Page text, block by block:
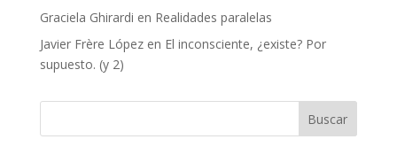
Graciela Ghirardi en Realidades paralelas
Javier Frère Lópezen El inconsciente, ¿existe? Por
supuesto. (y 2)